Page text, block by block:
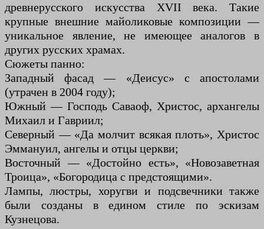
древнерусского искусства XVII века. Такие
крупные внешние майоликовые композиции —
уникальное явление, не имеющее аналогов в
других русских храмах.
Сюжеты панно:
Западный фасад — «Деисус» с апостолами
(утрачен в 2004 году);
Южный — Господь Саваоф, Христос, архангелы
Михаил и Гавриил;
Северный — «Да молчит всякая плоть», Христос
Эммануил, ангелы и отцы церкви;
Восточный — «Достойно есть», «Новозаветная
Троица», «Богородица с предстоящими».
Лампы, люстры, хоругви и подсвечники также
были созданы в едином стиле по эскизам
Кузнецова.